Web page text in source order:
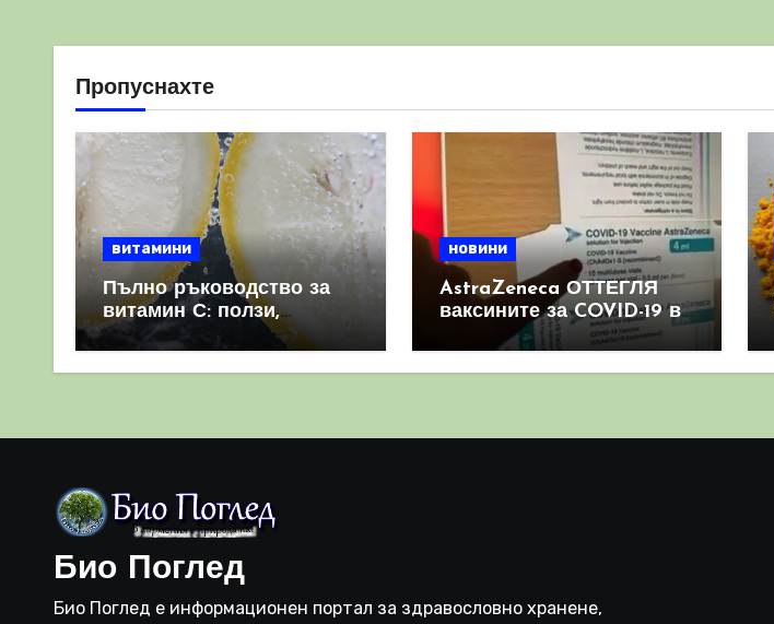
Пропуснахте
витамини
Пълно ръководство за
витамин С: ползи,
източници и защо е
важен за имунната
новини
AstraZeneca ОТТЕГЛЯ
ваксините за COVID-19 в
световен мащаб, след
като призна, че те
Био Поглед
Био Поглед е информационен портал за здравословно хранене,